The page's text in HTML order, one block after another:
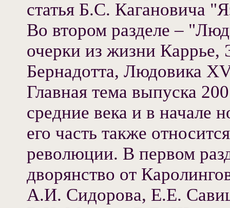
статья Б.С. Кагановича
Во втором разделе –
очерки из жизни
Бернадотта, Людовика
Главная тема выпуска
средние века и в начале
его часть также
революции. В первом
дворянство от
А.И. Сидорова, Е.Е.